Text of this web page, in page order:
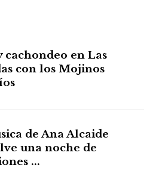
cachondeo en Las
con los Mojinos
de Ana Alcaide
una noche de
...